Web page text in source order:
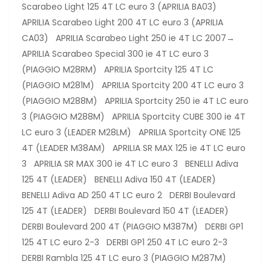
Scarabeo Light 125 4T LC euro 3 (APRILIA BA03)
APRILIA Scarabeo Light 200 4T LC euro 3 (APRILIA
CA03) APRILIA Scarabeo Light 250 ie 4T LC 2007→
APRILIA Scarabeo Special 300 ie 4T LC euro 3
(PIAGGIO M28RM) APRILIA Sportcity 125 4T LC
(PIAGGIO M281M) APRILIA Sportcity 200 4T LC euro 3
(PIAGGIO M288M) APRILIA Sportcity 250 ie 4T LC euro
3 (PIAGGIO M288M) APRILIA Sportcity CUBE 300 ie 4T
LC euro 3 (LEADER M28LM) APRILIA Sportcity ONE 125
4T (LEADER M38AM) APRILIA SR MAX 125 ie 4T LC euro
3 APRILIA SR MAX 300 ie 4T LC euro 3 BENELLI Adiva
125 4T (LEADER) BENELLI Adiva 150 4T (LEADER)
BENELLI Adiva AD 250 4T LC euro 2 DERBI Boulevard
125 4T (LEADER) DERBI Boulevard 150 4T (LEADER)
DERBI Boulevard 200 4T (PIAGGIO M387M) DERBI GP1
125 4T LC euro 2-3 DERBI GP1 250 4T LC euro 2-3
DERBI Rambla 125 4T LC euro 3 (PIAGGIO M287M)